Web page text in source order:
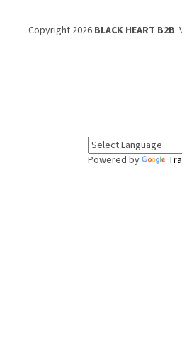
Copyright 2026 BLACK HEART B2B.
Powered by